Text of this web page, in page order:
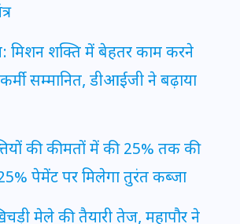
मिशन शक्ति में बेहतर काम करने
सम्मानित, डीआईजी ने बढ़ाया
की कीमतों में की 25% तक की
पेमेंट पर मिलेगा तुरंत कब्जा
मेले की तैयारी तेज, महापौर ने